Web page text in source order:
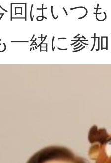
回はいつ
一緒に参